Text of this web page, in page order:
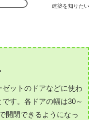
建築を知りたい
ットのドアなどに使わ
す。各ドアの幅は30～
開閉できるようになっ